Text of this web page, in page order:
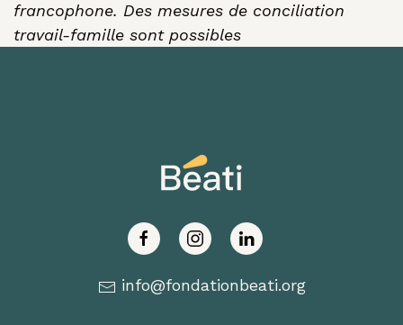
francophone. Des mesures de conciliation
travail-famille sont possibles
info@fondationbeati.org